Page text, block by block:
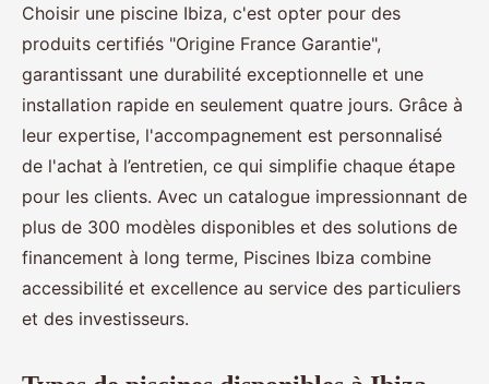
Choisir une piscine Ibiza, c'est opter pour des
produits certifiés "Origine France Garantie",
garantissant une durabilité exceptionnelle et une
installation rapide en seulement quatre jours. Grâce à
leur expertise, l'accompagnement est personnalisé
de l'achat à l’entretien, ce qui simplifie chaque étape
pour les clients. Avec un catalogue impressionnant de
plus de 300 modèles disponibles et des solutions de
financement à long terme, Piscines Ibiza combine
accessibilité et excellence au service des particuliers
et des investisseurs.